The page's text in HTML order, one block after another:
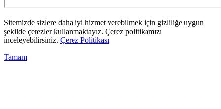
Sitemizde sizlere daha iyi hizmet verebilmek için gizliliğe uygun
şekilde çerezler kullanmaktayız. Çerez politikamızı
inceleyebilirsiniz. Çerez Politikası
Tamam